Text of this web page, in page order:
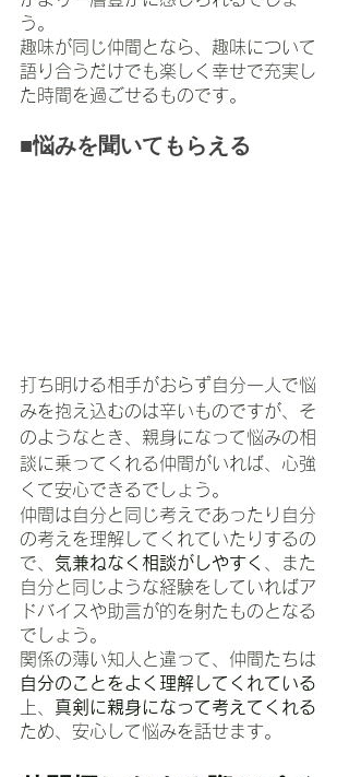
う。
趣味が同じ仲間となら、趣味について
語り合うだけでも楽しく幸せで充実し
た時間を過ごせるものです。
■悩みを聞いてもらえる
打ち明ける相手がおらず自分一人で悩
みを抱え込むのは辛いものですが、そ
のようなとき、親身になって悩みの相
談に乗ってくれる仲間がいれば、心強
くて安心できるでしょう。
仲間は自分と同じ考えであったり自分
の考えを理解してくれていたりするの
で、 気兼ねなく相談がしやすく
、また
自分と同じような経験をしていればア
ドバイスや助言が的を射たものとなる
でしょう。
関係の薄い知人と違って、仲間たちは
自分のことをよく理解してくれている
上、
真剣に親身になって考えてくれる
ため、安心して悩みを話せます。